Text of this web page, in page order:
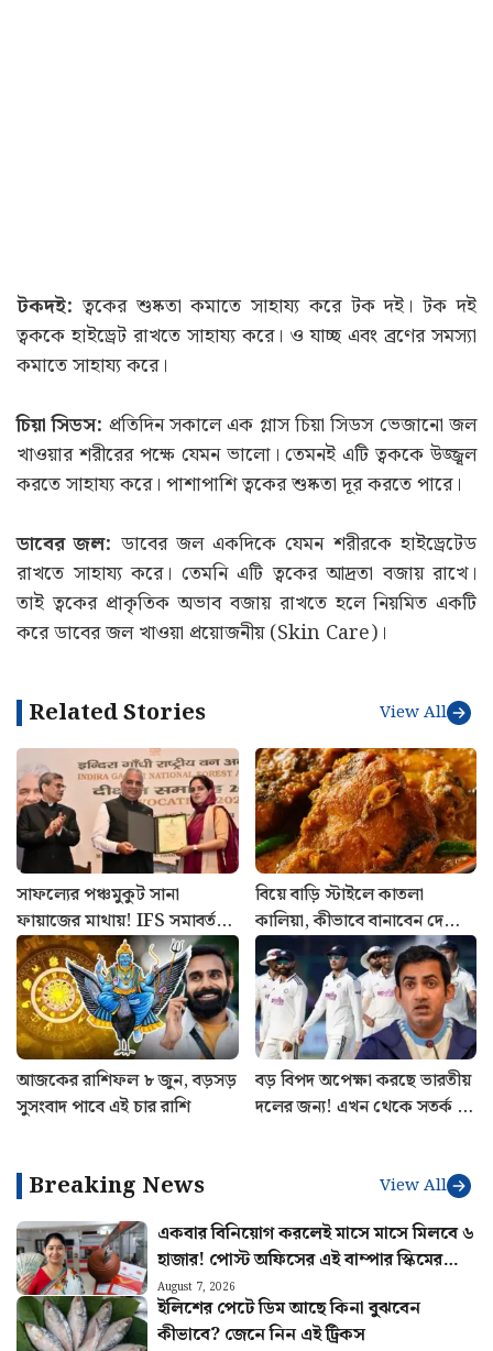
টকদই: ত্বকের শুষ্কতা কমাতে সাহায্য করে টক দই। টক দই
ত্বককে হাইড্রেট রাখতে সাহায্য করে। ও যাচ্ছ এবং ব্রণের সমস্যা
কমাতে সাহায্য করে।
চিয়া সিডস: প্রতিদিন সকালে এক গ্লাস চিয়া সিডস ভেজানো জল
খাওয়ার শরীরের পক্ষে যেমন ভালো। তেমনই এটি ত্বককে উজ্জ্বল
করতে সাহায্য করে। পাশাপাশি ত্বকের শুষ্কতা দূর করতে পারে।
ডাবের জল: ডাবের জল একদিকে যেমন শরীরকে হাইড্রেটেড
রাখতে সাহায্য করে। তেমনি এটি ত্বকের আদ্রতা বজায় রাখে।
তাই ত্বকের প্রাকৃতিক অভাব বজায় রাখতে হলে নিয়মিত একটি
করে ডাবের জল খাওয়া প্রয়োজনীয় (Skin Care)।
Related Stories View All
সাফল্যের পঞ্চমুকুট সানা
ফায়াজের মাথায়! IFS সমাবর্তনে
পাঁচ সম্মানে ভূষিত কাশ্মীরি কন্যা
বিয়ে বাড়ি স্টাইলে কাতলা
কালিয়া, কীভাবে বানাবেন দেখে
নিন রেসিপি
আজকের রাশিফল ৮ জুন, বড়সড়
সুসংবাদ পাবে এই চার রাশি
বড় বিপদ অপেক্ষা করছে ভারতীয়
দলের জন্য! এখন থেকে সতর্ক না
Breaking News View All
একবার বিনিয়োগ করলেই মাসে মাসে মিলবে ৬
হাজার! পোস্ট অফিসের এই বাম্পার স্কিমের
হিসাব বুঝুন
August 7, 2026
ইলিশের পেটে ডিম আছে কিনা বুঝবেন
কীভাবে? জেনে নিন এই ট্রিকস